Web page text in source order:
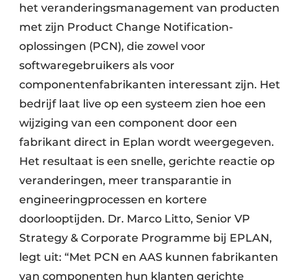
het veranderingsmanagement van producten
met zijn Product Change Notification-
oplossingen (PCN), die zowel voor
softwaregebruikers als voor
componentenfabrikanten interessant zijn. Het
bedrijf laat live op een systeem zien hoe een
wijziging van een component door een
fabrikant direct in Eplan wordt weergegeven.
Het resultaat is een snelle, gerichte reactie op
veranderingen, meer transparantie in
engineeringprocessen en kortere
doorlooptijden. Dr. Marco Litto, Senior VP
Strategy & Corporate Programme bij EPLAN,
legt uit: “Met PCN en AAS kunnen fabrikanten
van componenten hun klanten gerichte